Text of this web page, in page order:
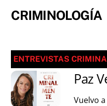
CRIMINOLOGÍA
ENTREVISTAS
Paz
Vuelvo